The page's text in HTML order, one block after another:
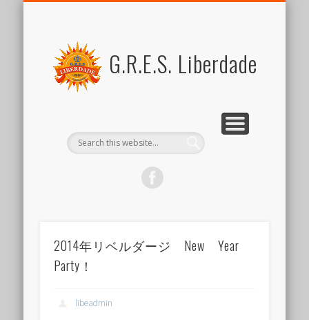
G.R.E.S. Liberdade
2014年リベルダージ New Year
Party！
libeadmin